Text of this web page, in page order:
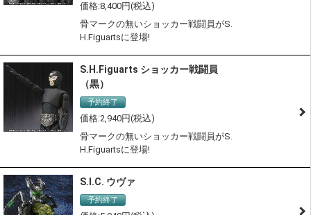
8,400
骨マークの無いショッカー戦闘員がS.
H.Figuartsに登場!
S.H.Figuarts ショッカー戦闘員
（黒）
予約終了
2,940
骨マークの無いショッカー戦闘員がS.
H.Figuartsに登場!
S.I.C. ウヴァ
予約終了